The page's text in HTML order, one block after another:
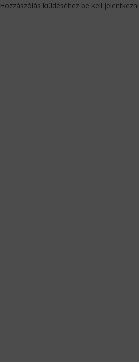
Hozzászólás küldéséhez be kell jelentkezni